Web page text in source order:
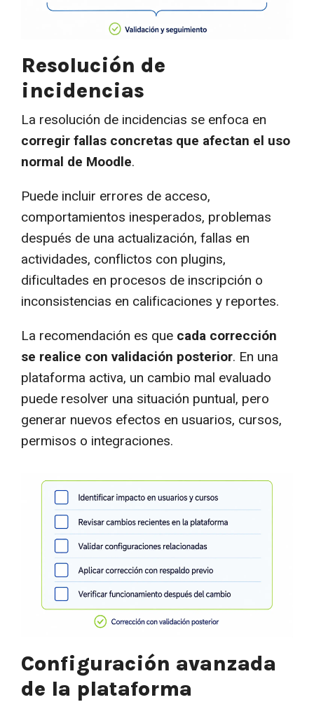
Resolución de
incidencias
La resolución de incidencias se enfoca en
corregir fallas concretas que afectan el uso
normal de Moodle.
Puede incluir errores de acceso,
comportamientos inesperados, problemas
después de una actualización, fallas en
actividades, conflictos con plugins,
dificultades en procesos de inscripción o
inconsistencias en calificaciones y reportes.
La recomendación es que cada corrección
se realice con validación posterior. En una
plataforma activa, un cambio mal evaluado
puede resolver una situación puntual, pero
generar nuevos efectos en usuarios, cursos,
permisos o integraciones.
Configuración avanzada
de la plataforma